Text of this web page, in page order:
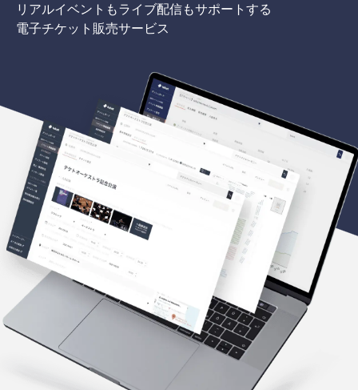
リアルイベントもライブ配信もサポートする
電子チケット販売サービス